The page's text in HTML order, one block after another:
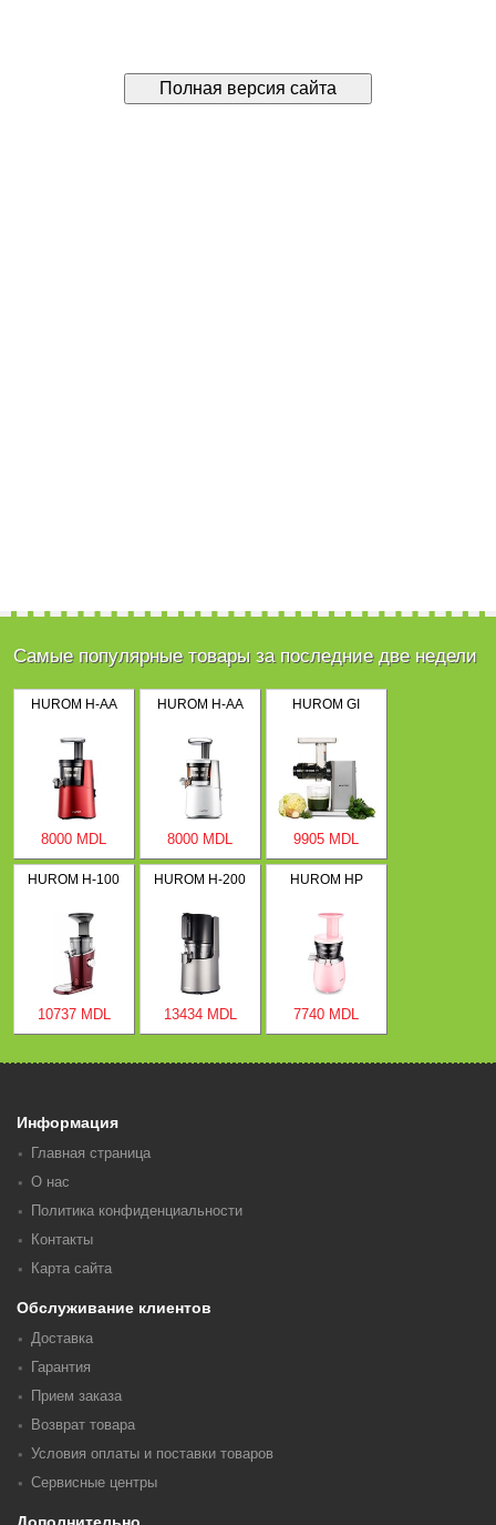
Самые популярные товары за последние две недели
HUROM H-AA
8000 MDL
HUROM H-AA
8000 MDL
HUROM GI
9905 MDL
HUROM H-100
10737 MDL
HUROM H-200
13434 MDL
HUROM HP
7740 MDL
Информация
Главная страница
О нас
Политика конфиденциальности
Контакты
Карта сайта
Обслуживание клиентов
Доставка
Гарантия
Прием заказа
Возврат товара
Условия оплаты и поставки товаров
Сервисные центры